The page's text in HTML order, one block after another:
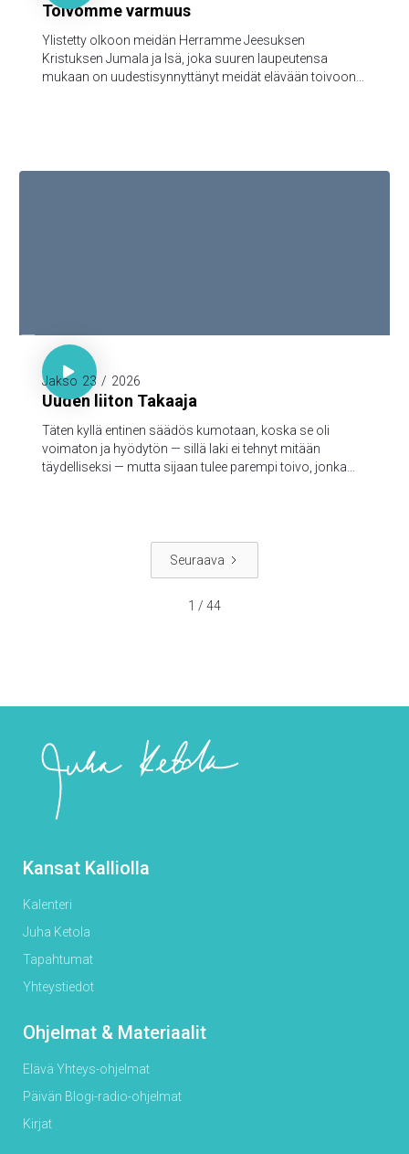
Toivomme varmuus
Ylistetty olkoon meidän Herramme Jeesuksen
Kristuksen Jumala ja Isä, joka suuren laupeutensa
mukaan on uudestisynnyttänyt meidät elävään toivoon
kautta varjellutte pelastukseen, joka on valmis
Hepr. 7:18-19

Jakso 23 / 2026
Uuden liiton Takaaja
Täten kyllä entinen säädös kumotaan, koska se oli
voimaton ja hyödytön — sillä laki ei tehnyt mitään
täydelliseksi — mutta sijaan tulee parempi toivo, jonka
Seuraava
1 / 44
Kansat Kalliolla
Kalenteri
Juha Ketola
Tapahtumat
Yhteystiedot
Ohjelmat & Materiaalit
Elävä Yhteys-ohjelmat
Päivän Blogi-radio-ohjelmat
Kirjat